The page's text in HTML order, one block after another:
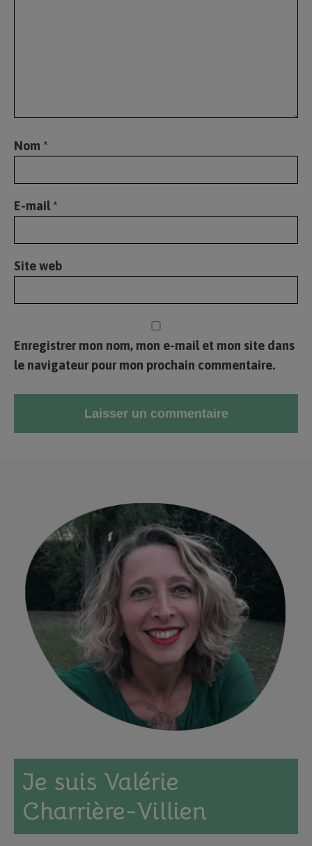
Nom *
E-mail*
Site web
Enregistrer mon nom, mon e-mail et mon site dans
le navigateur pour mon prochain commentaire.
Je suis Valérie
Charrière-Villien